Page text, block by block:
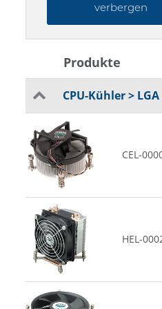
verbergen
Produkte
CPU-Kühler >
CEL-
HEL-